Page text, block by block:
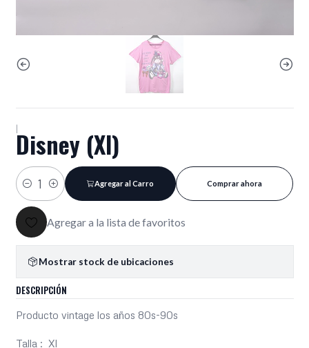
|Disney (Xl)
Cantidad
Agregar al Carro Comprar ahora
Agregar a la lista de favoritos
Mostrar stock de ubicaciones
DESCRIPCIÓN
Producto vintage los años 80s-90s
Talla : Xl